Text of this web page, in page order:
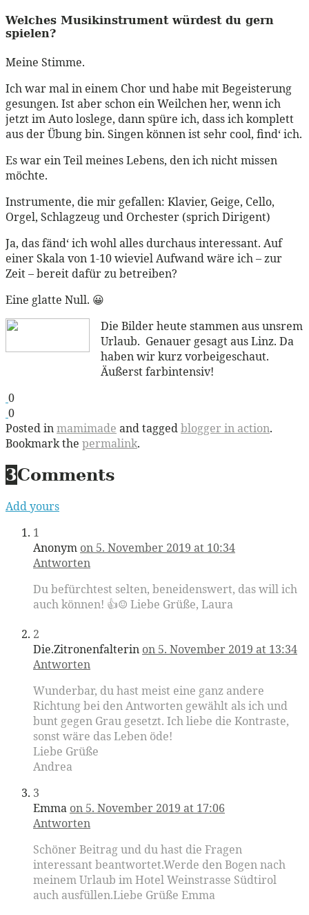
Welches Musikinstrument würdest du gern
spielen?
Meine Stimme.
Ich war mal in einem Chor und habe mit Begeisterung
gesungen. Ist aber schon ein Weilchen her, wenn ich
jetzt im Auto loslege, dann spüre ich, dass ich komplett
aus der Übung bin. Singen können ist sehr cool, find‘ ich.
Es war ein Teil meines Lebens, den ich nicht missen
möchte.
Instrumente, die mir gefallen: Klavier, Geige, Cello,
Orgel, Schlagzeug und Orchester (sprich Dirigent)
Ja, das fänd‘ ich wohl alles durchaus interessant. Auf
einer Skala von 1-10 wieviel Aufwand wäre ich – zur
Zeit – bereit dafür zu betreiben?
Eine glatte Null. 😀
Die Bilder heute stammen aus unsrem
Urlaub. Genauer gesagt aus Linz. Da
haben wir kurz vorbeigeschaut.
Äußerst farbintensiv!
0
0
Posted inmamimade and taggedblogger in action.
Bookmark the permalink.
3Comments
Add yours
1
Anonym on 5. November 2019 at 10:34
Antworten
Du befürchtest selten, beneidenswert, das will ich
auch können! 👍☺️ Liebe Grüße, Laura
2
Die.Zitronenfalterin on 5. November 2019 at 13:34
Antworten
Wunderbar, du hast meist eine ganz andere
Richtung bei den Antworten gewählt als ich und
bunt gegen Grau gesetzt. Ich liebe die Kontraste,
sonst wäre das Leben öde!
Liebe Grüße
Andrea
3
Emma on 5. November 2019 at 17:06
Antworten
Schöner Beitrag und du hast die Fragen
interessant beantwortet.Werde den Bogen nach
meinem Urlaub im Hotel Weinstrasse Südtirol
auch ausfüllen.Liebe Grüße Emma